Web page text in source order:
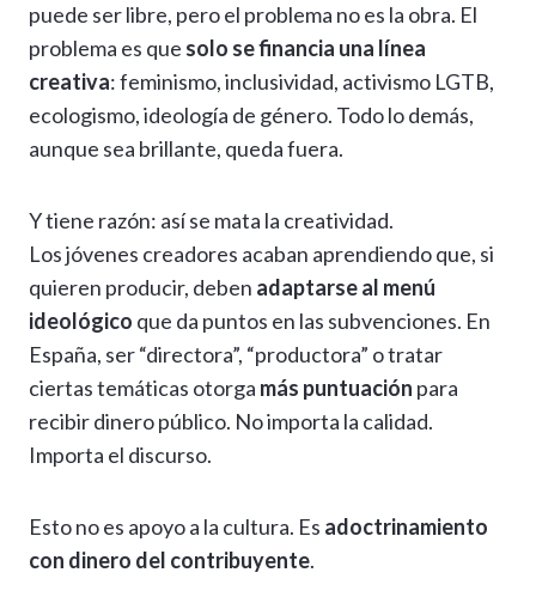
puede ser libre, pero el problema no es la obra. El
problema es que solo se financia una línea
creativa: feminismo, inclusividad, activismo LGTB,
ecologismo, ideología de género. Todo lo demás,
aunque sea brillante, queda fuera.
Y tiene razón: así se mata la creatividad.
Los jóvenes creadores acaban aprendiendo que, si
quieren producir, deben adaptarse al menú
ideológico que da puntos en las subvenciones. En
España, ser “directora”, “productora” o tratar
ciertas temáticas otorga más puntuación para
recibir dinero público. No importa la calidad.
Importa el discurso.
Esto no es apoyo a la cultura. Es adoctrinamiento
con dinero del contribuyente.